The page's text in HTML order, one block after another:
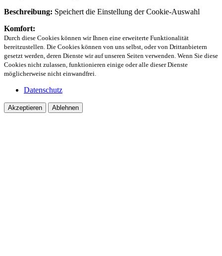
Beschreibung: Speichert die Einstellung der Cookie-Auswahl
Komfort:
Durch diese Cookies können wir Ihnen eine erweiterte Funktionalität
bereitzustellen. Die Cookies können von uns selbst, oder von Drittanbietern
gesetzt werden, deren Dienste wir auf unseren Seiten verwenden. Wenn Sie diese
Cookies nicht zulassen, funktionieren einige oder alle dieser Dienste
möglicherweise nicht einwandfrei.
Datenschutz
Akzeptieren Ablehnen